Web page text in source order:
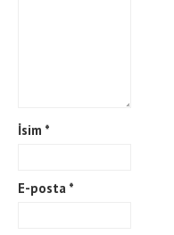
İsim *
E-posta *